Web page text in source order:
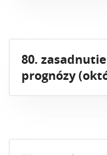
80.
prognózy